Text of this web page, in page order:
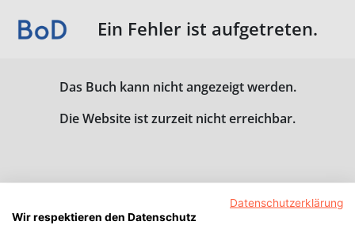
Ein Fehler ist aufgetreten.
Das Buch kann nicht angezeigt werden.
Die Website ist zurzeit nicht erreichbar.
Datenschutzerklärung
Wir respektieren den Datenschutz